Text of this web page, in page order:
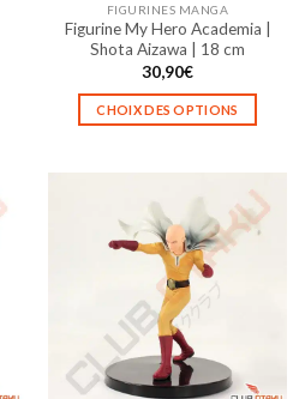
page
produit
FIGURINES MANGA
Figurine My Hero Academia |
Shota Aizawa | 18 cm
30,90€
CHOIX DES OPTIONS
plusieurs
variations.
Les
options
peuvent
être
choisies
sur